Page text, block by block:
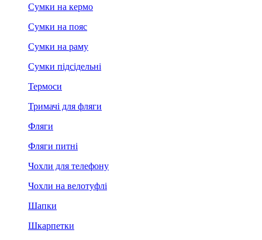
Сумки на кермо
Сумки на пояс
Сумки на раму
Сумки підсідельні
Термоси
Тримачі для фляги
Фляги
Фляги питні
Чохли для телефону
Чохли на велотуфлі
Шапки
Шкарпетки